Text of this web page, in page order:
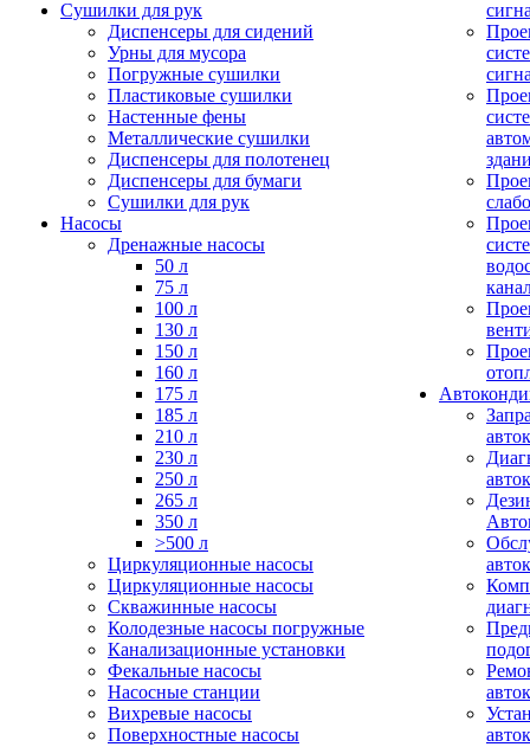
Сушилки для рук
Диспенсеры для сидений
Урны для мусора
Погружные сушилки
Пластиковые сушилки
Настенные фены
Металлические сушилки
Диспенсеры для полотенец
Диспенсеры для бумаги
Сушилки для рук
Насосы
Дренажные насосы
50 л
75 л
100 л
130 л
150 л
160 л
175 л
185 л
210 л
230 л
250 л
265 л
350 л
>500 л
Циркуляционные насосы
Циркуляционные насосы
Скважинные насосы
Колодезные насосы погружные
Канализационные установки
Фекальные насосы
Насосные станции
Вихревые насосы
Поверхностные насосы